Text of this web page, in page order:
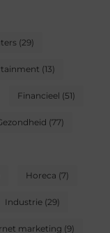
(29)
(13)
Financieel (51)
(77)
Horeca (7)
Industrie (29)
marketing (9)